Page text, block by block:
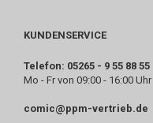
KUNDENSERVICE
Telefon: 05265 - 9 55 88 55
Mo - Fr von 09:00 - 16:00 Uhr
comic@ppm-vertrieb.de